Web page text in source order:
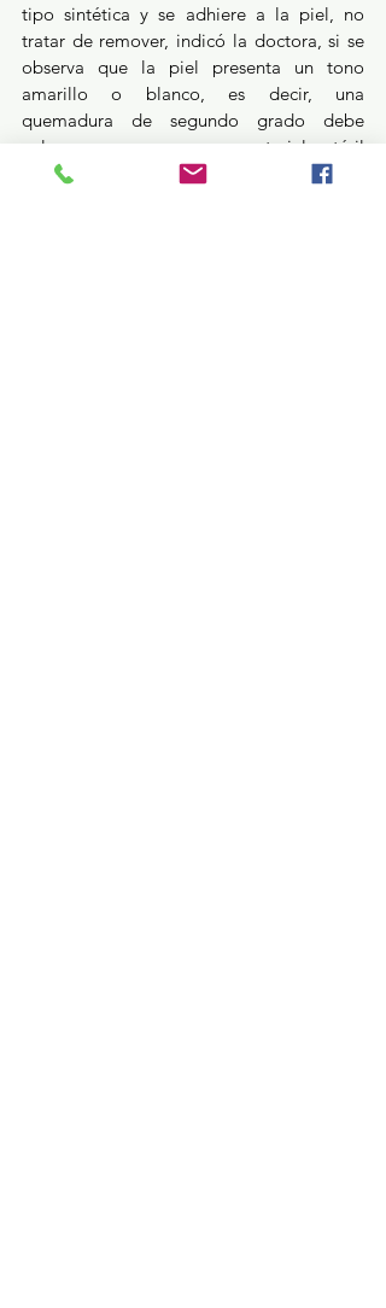
tipo sintética y se adhiere a la piel, no
tratar de remover, indicó la doctora, si se
observa que la piel presenta un tono
amarillo o blanco, es decir, una
quemadura de segundo grado debe
colocarse una gasa o un material estéril
para cubrir en tanto se acude a un servicio